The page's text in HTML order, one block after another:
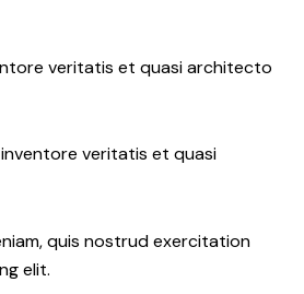
veritatis et quasi architecto
veritatis et quasi
quis nostrud exercitation
elit.